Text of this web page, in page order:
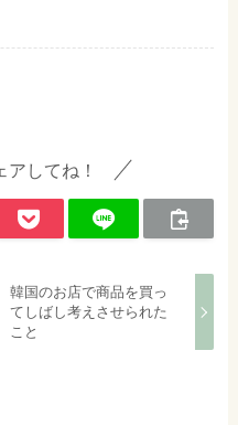
アしてね！
韓国のお店で商品を買っ
てしばし考えさせられた
こと